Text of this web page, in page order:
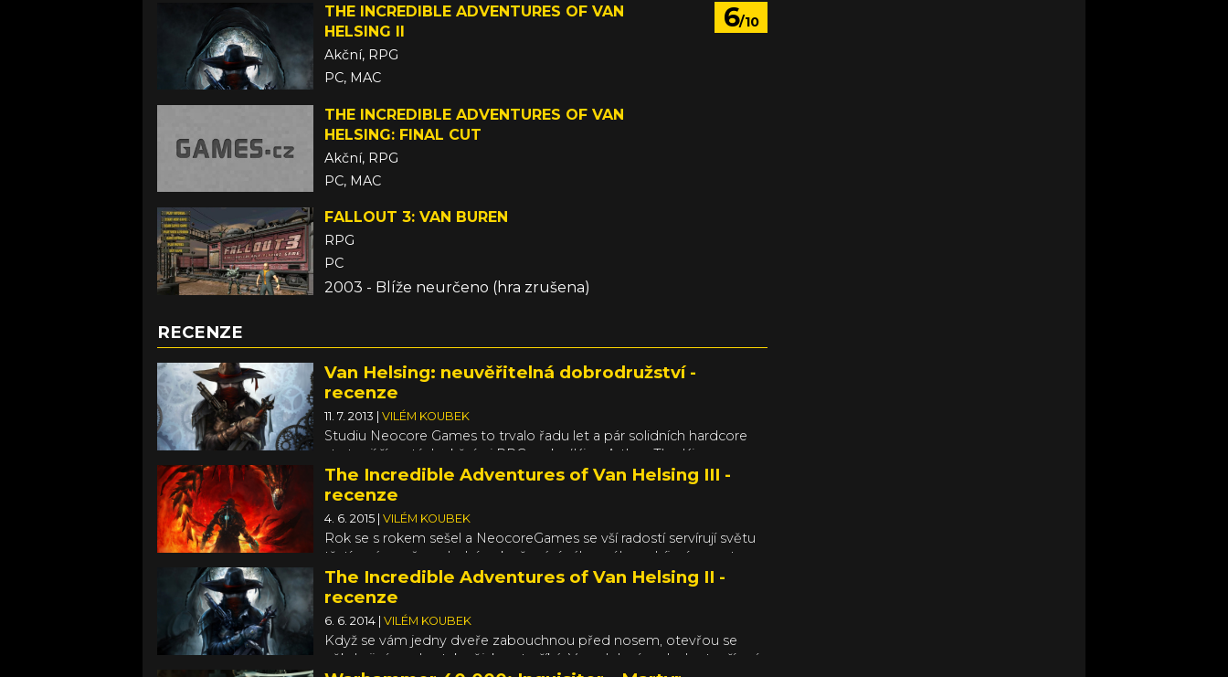
6/10
THE INCREDIBLE ADVENTURES OF VAN
HELSING II
Akční, RPG
PC, MAC
THE INCREDIBLE ADVENTURES OF VAN
HELSING: FINAL CUT
Akční, RPG
PC, MAC
FALLOUT 3: VAN BUREN
RPG
PC
2003 - Blíže neurčeno (hra zrušena)
RECENZE
Van Helsing: neuvěřitelná dobrodružství -
recenze
11. 7. 2013 |VILÉM KOUBEK
Studiu Neocore Games to trvalo řadu let a pár solidních hardcore
strategií říznutých akčními RPG prvky (King Arthur, The Kings
Crusade), než se vývojáři rozhodli udělat z pouhého doplňku
plnohodnotný akční RPG titul.
The Incredible Adventures of Van Helsing III -
recenze
4. 6. 2015 |VILÉM KOUBEK
Rok se s rokem sešel a NeocoreGames se vší radostí servírují světu
třetí a zároveň poslední pokračování zábavného zabíjení monster
s Van Helsingem v hlavní roli. Jak se ale dalo očekávat, příliš horlivé
chrlení „plnohodnotných dílů“ se podepsalo nejen na kvalitách
dvojky, ale mnohem citelněji na kvalitách trojky. Má tedy vůbec
smysl si tohle rozuzlení trilogie pořizovat?
The Incredible Adventures of Van Helsing II -
recenze
6. 6. 2014 |VILÉM KOUBEK
Když se vám jedny dveře zabouchnou před nosem, otevřou se
někde jiné... nebo tak nějak se to říká. V podobném duchu tvoří své